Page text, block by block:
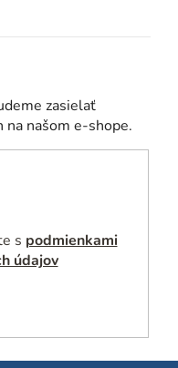
zasielať
na našom e-shope.
s podmienkami
údajov